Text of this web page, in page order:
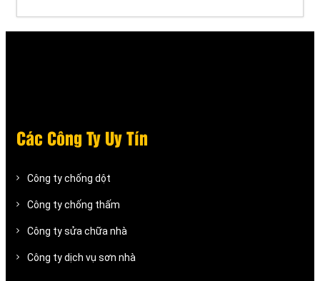
Các Công Ty Uy Tín
Công ty chống dột
Công ty chống thấm
Công ty sửa chữa nhà
Công ty dịch vụ sơn nhà